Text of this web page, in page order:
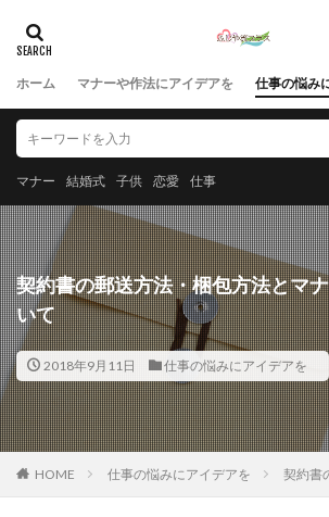
ホーム マナーや作法にアイデアを 仕事の悩み
マナー 結婚式 子供 恋愛 仕事
契約書の郵送方法・梱包方法とマ
いて
2018年9月11日 仕事の悩みにアイデアを
HOME 仕事の悩みにアイデアを 契約書